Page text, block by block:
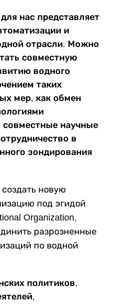
нас представляет
и
отрасли. Можно
совместную
водного
таких
мер, как обмен
научные
в
зондирования
новую
под эгидой
Organization,
разрозненные
по водной
политиков,